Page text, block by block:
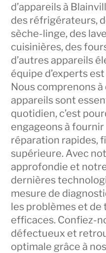
d’appareils à
des réfrigérateurs,
sèche-linge, des
cuisinières, des
d’autres appareils
équipe d’experts
Nous comprenons
appareils sont
quotidien, c’est
engageons à
réparation rapides,
supérieure. Avec
approfondie et
dernières
mesure de
les problèmes et
efficaces. Confiez-
défectueux et
optimale grâce à